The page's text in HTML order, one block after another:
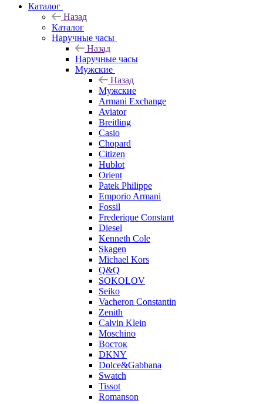
Каталог
Назад
Каталог
Наручные часы
Назад
Наручные часы
Мужские
Назад
Мужские
Armani Exchange
Aviator
Breitling
Casio
Chopard
Citizen
Hublot
Orient
Patek Philippe
Emporio Armani
Fossil
Frederique Constant
Diesel
Kenneth Cole
Skagen
Michael Kors
Q&Q
SOKOLOV
Seiko
Vacheron Constantin
Zenith
Calvin Klein
Moschino
Восток
DKNY
Dolce&Gabbana
Swatch
Tissot
Romanson